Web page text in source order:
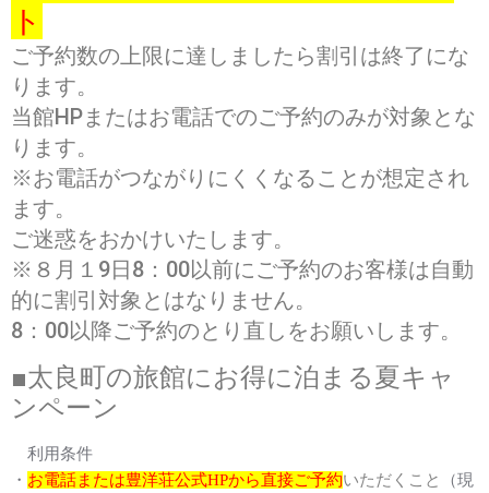
ト
ご予約数の上限に達しましたら割引は終了にな
ります。
当館HPまたはお電話でのご予約のみが対象とな
ります。
※お電話がつながりにくくなることが想定され
ます。
ご迷惑をおかけいたします。
※８月１9日8：00以前にご予約のお客様は自動
的に割引対象とはなりません。
8：00以降ご予約のとり直しをお願いします。
■太良町の旅館にお得に泊まる夏キャ
ンペーン
利用条件
・ お電話または豊洋荘公式HPから直接ご予約いただくこと
（現